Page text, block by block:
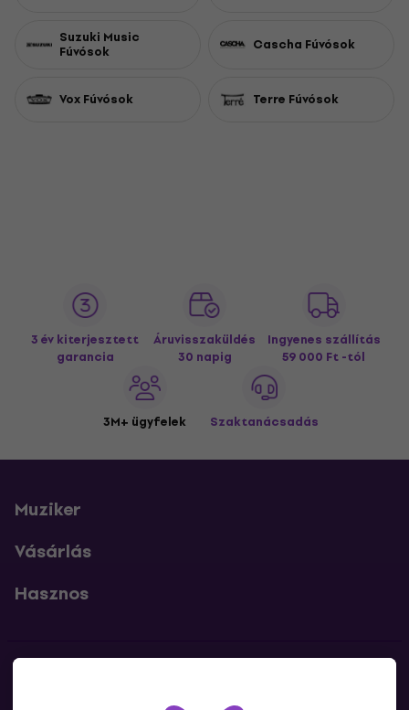
Suzuki Music
Fúvósok Cascha Fúvósok
Vox Fúvósok Terre Fúvósok
3 év kiterjesztett
garancia
Áruvisszaküldés
30 napig
Ingyenes szállítás
59 000 Ft -tól
3M+ ügyfelek Szaktanácsadás
Muziker
Vásárlás
Hasznos